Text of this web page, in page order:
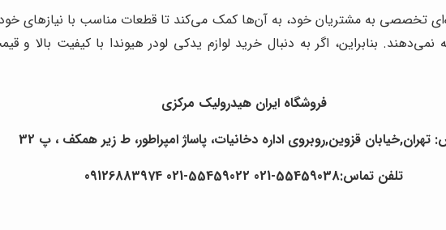
تخصصی به مشتریان خود، به آن‌ها کمک می‌کند تا قطعات مناسب با نیازهای خود
بنابراین، اگر به دنبال خرید لوازم یدکی لودر هیوندا با کیفیت بالا
فروشگاه ایران هیدرولیک مرکزی
تهران,خیابان قزوین,روبروی اداره دخانیات، پاساژ امپراطور، ط زیر همکف ، پ 32
تلفن تماس:55459038-021 55459022-021 09126883974